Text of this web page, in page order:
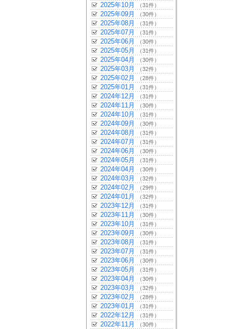
2025年10月 （31件）
2025年09月 （30件）
2025年08月 （31件）
2025年07月 （31件）
2025年06月 （30件）
2025年05月 （31件）
2025年04月 （30件）
2025年03月 （32件）
2025年02月 （28件）
2025年01月 （31件）
2024年12月 （31件）
2024年11月 （30件）
2024年10月 （31件）
2024年09月 （30件）
2024年08月 （31件）
2024年07月 （31件）
2024年06月 （30件）
2024年05月 （31件）
2024年04月 （30件）
2024年03月 （32件）
2024年02月 （29件）
2024年01月 （32件）
2023年12月 （31件）
2023年11月 （30件）
2023年10月 （31件）
2023年09月 （30件）
2023年08月 （31件）
2023年07月 （31件）
2023年06月 （30件）
2023年05月 （31件）
2023年04月 （30件）
2023年03月 （32件）
2023年02月 （28件）
2023年01月 （31件）
2022年12月 （31件）
2022年11月 （30件）